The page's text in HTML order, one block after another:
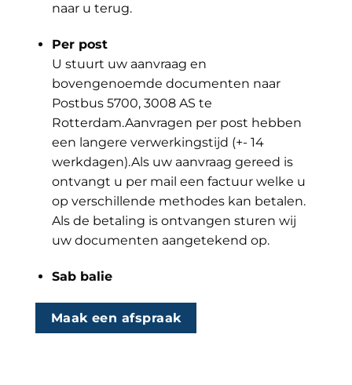
naar u terug.
Per post
U stuurt uw aanvraag en
bovengenoemde documenten naar
Postbus 5700, 3008 AS te
Rotterdam.Aanvragen per post hebben
een langere verwerkingstijd (+- 14
werkdagen).Als uw aanvraag gereed is
ontvangt u per mail een factuur welke u
op verschillende methodes kan betalen.
Als de betaling is ontvangen sturen wij
uw documenten aangetekend op.
Sab balie
Maak een afspraak